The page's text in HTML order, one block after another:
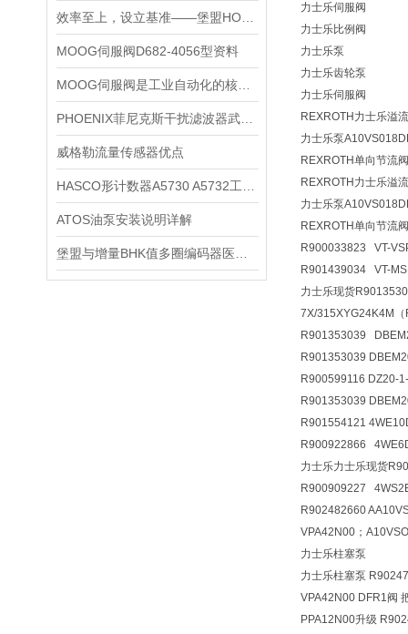
MOOG伺服阀D682-4056型资料
威格勒流量传感器优点
ATOS油泵安装说明详解
力士乐伺服阀
力士乐比例阀
力士乐泵
力士乐齿轮泵
力士乐伺服阀
REXROTH力士乐溢
力士乐泵
REXROTH单向节流阀
REXROTH力士乐溢
力士乐泵
REXROTH单向节流阀
R900033823 VT-
R901439034 VT-
力士乐现货
7X/315XYG24K4M
R901353039
R901353039
R900599116 DZ20-
R901353039
R901554121
R900922866
力士乐力士乐现货
R900909227
R902482660
VPA42N00；
力士乐柱塞泵
力士乐柱塞泵
VPA42N00 DFR1阀
PPA12N00升级